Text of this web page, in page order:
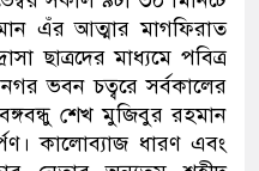
এঁর আত্মার মাগফিরাত
ছাত্রদের মাধ্যমে পবিত্র
ভবন চত্বরে সর্বকালের
বঙ্গবন্ধু শেখ মুজিবুর রহমান
কালোব্যাজ ধারণ এবং